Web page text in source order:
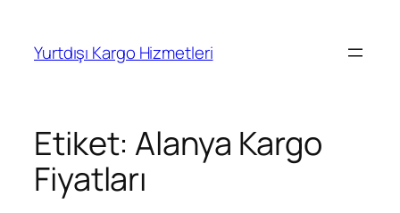
Yurtdışı Kargo Hizmetleri
Etiket:Alanya Kargo
Fiyatları